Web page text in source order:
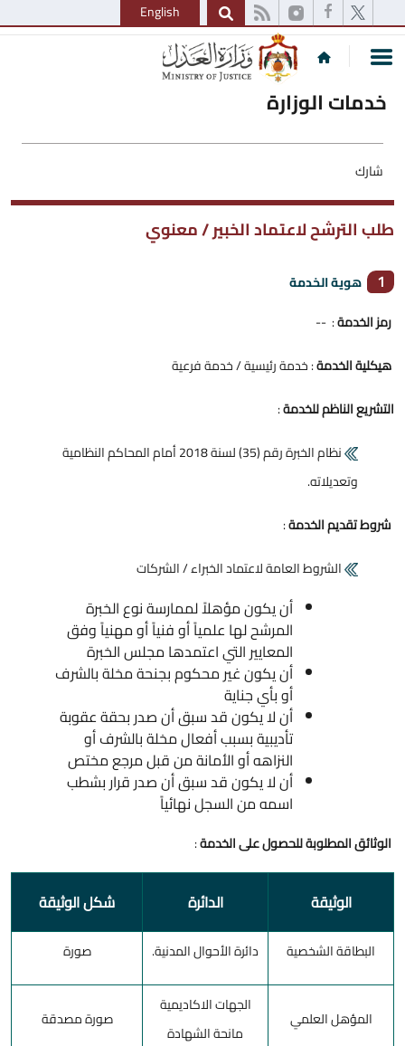
English
خدمات الوزارة
شارك
طلب الترشح لاعتماد الخبير / معنوي
1
هوية الخدمة
رمز الخدمة: --
هيكلية الخدمة: خدمة رئيسية / خدمة فرعية
التشريع الناظم للخدمة:
نظام الخبرة رقم (35) لسنة 2018 أمام المحاكم النظامية
وتعديلاته.
شروط تقديم الخدمة:
الشروط العامة لاعتماد الخبراء / الشركات
أن يكون مؤهلاً لممارسة نوع الخبرة
المرشح لها علمياً أو فنياً أو مهنياً وفق
المعايير التي اعتمدها مجلس الخبرة
أن يكون غير محكوم بجنحة مخلة بالشرف
أو بأي جناية
أن لا يكون قد سبق أن صدر بحقة عقوبة
تأديبية بسبب أفعال مخلة بالشرف أو
النزاهه أو الأمانة من قبل مرجع مختص
أن لا يكون قد سبق أن صدر قرار بشطب
اسمه من السجل نهائياً
الوثائق المطلوبة للحصول على الخدمة:
الوثيقة الدائرة شكل الوثيقة
البطاقة الشخصية دائرة الأحوال المدنية. صورة
المؤهل العلمي
الجهات الاكاديمية
مانحة الشهادة
صورة مصدقة